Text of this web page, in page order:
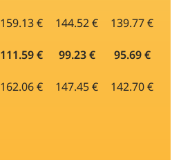
159.13 € 144.52 € 139.77 €
111.59 € 99.23 € 95.69 €
162.06 € 147.45 € 142.70 €